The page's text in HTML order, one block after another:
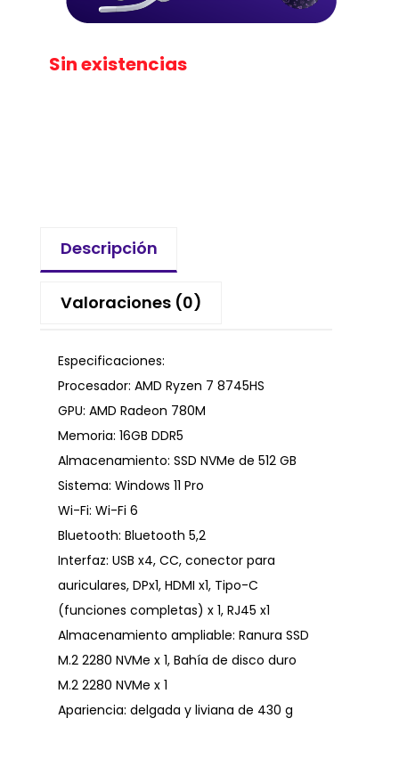
Sin existencias
Descripción
Valoraciones (0)
Especificaciones:
Procesador: AMD Ryzen 7 8745HS
GPU: AMD Radeon 780M
Memoria: 16GB DDR5
Almacenamiento: SSD NVMe de 512 GB
Sistema: Windows 11 Pro
Wi-Fi: Wi-Fi 6
Bluetooth: Bluetooth 5,2
Interfaz: USB x4, CC, conector para
auriculares, DPx1, HDMI x1, Tipo-C
(funciones completas) x 1, RJ45 x1
Almacenamiento ampliable: Ranura SSD
M.2 2280 NVMe x 1, Bahía de disco duro
M.2 2280 NVMe x 1
Apariencia: delgada y liviana de 430 g